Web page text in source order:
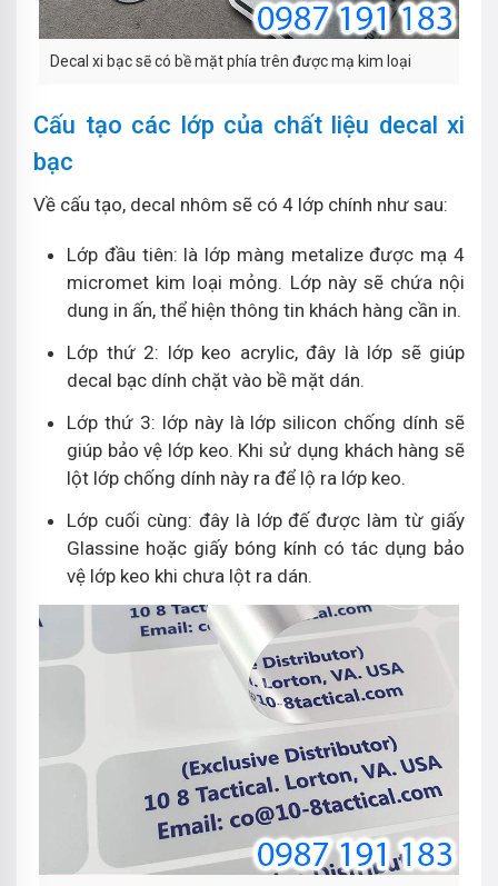
Decal xi bạc sẽ có bề mặt phía trên được mạ kim loại
Cấu tạo các lớp của chất liệu decal xi
bạc
Về cấu tạo, decal nhôm sẽ có 4 lớp chính như sau:
Lớp đầu tiên: là lớp màng metalize được mạ 4
micromet kim loại mỏng. Lớp này sẽ chứa nội
dung in ấn, thể hiện thông tin khách hàng cần in.
Lớp thứ 2: lớp keo acrylic, đây là lớp sẽ giúp
decal bạc dính chặt vào bề mặt dán.
Lớp thứ 3: lớp này là lớp silicon chống dính sẽ
giúp bảo vệ lớp keo. Khi sử dụng khách hàng sẽ
lột lớp chống dính này ra để lộ ra lớp keo.
Lớp cuối cùng: đây là lớp đế được làm từ giấy
Glassine hoặc giấy bóng kính có tác dụng bảo
vệ lớp keo khi chưa lột ra dán.